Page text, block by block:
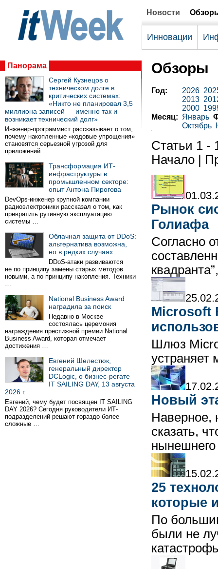
Новости
Инновации
Панорама
Сергей Кузнецов о
техническом долге в
критических системах:
«Никто не планировал 3,5
миллиона записей — именно так и
возникает технический долг»
Инженер-программист рассказывает о том,
почему накопленные «кодовые упрощения»
становятся серьезной угрозой для
приложений …
Трансформация ИТ-
инфраструктуры в
промышленном секторе:
опыт Антона Пирогова
DevOps-инженер крупной компании
радиоэлектроники рассказал о том, как
превратить рутинную эксплуатацию
системы …
Облачная защита от DDoS:
альтернатива возможна,
но в редких случаях
DDoS-атаки развиваются
не по принципу замены старых методов
новыми, а по принципу накопления. Техники
…
National Business Award
наградила за поиск
Недавно в Москве
состоялась церемония
награждения престижной премии National
Business Award, которая отмечает
достижения …
Евгений Шелестюк,
генеральный директор
DCLogic, о бизнес-регате
IT SAILING DAY, 13 августа
2026 г.
Евгений, чему будет посвящен IT SAILING
DAY 2026? Сегодня руководители ИТ-
подразделений решают гораздо более
сложные …
Обзоры
Год: 2026
2013
2000
Месяц: Январь
Октябрь
Статьи 1 -
Начало |
Рынок
Голиафа
Согласно
Microsoft
Шлюз
устраняет
Новый
Наверное,
сказать,
25
которые
По
были не